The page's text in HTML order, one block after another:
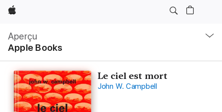
Apple
Aperçu
Apple Books
locale
Ouvrir
menu
Le ciel est mort
John W. Campbell